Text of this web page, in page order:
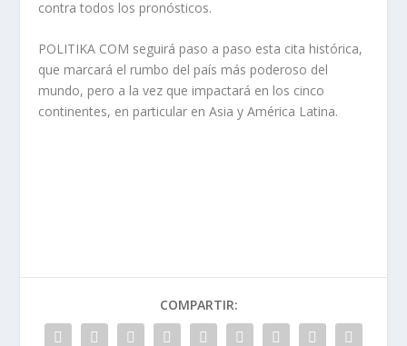
contra todos los pronósticos.
POLITIKA COM seguirá paso a paso esta cita histórica,
que marcará el rumbo del país más poderoso del
mundo, pero a la vez que impactará en los cinco
continentes, en particular en Asia y América Latina.
COMPARTIR: